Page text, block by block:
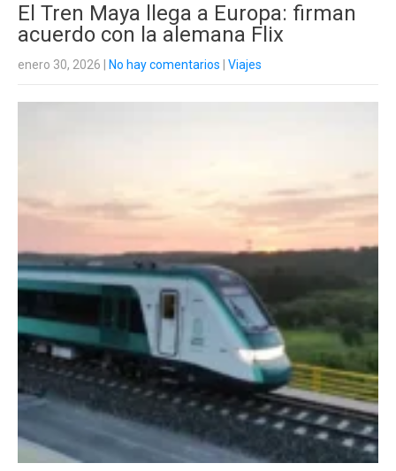
El Tren Maya llega a Europa: firman
acuerdo con la alemana Flix
enero 30, 2026 No hay comentarios Viajes